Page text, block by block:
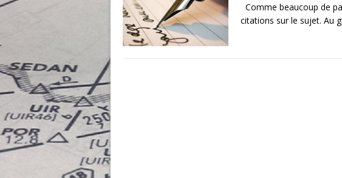
Comme beaucoup de
citations sur le sujet. Au